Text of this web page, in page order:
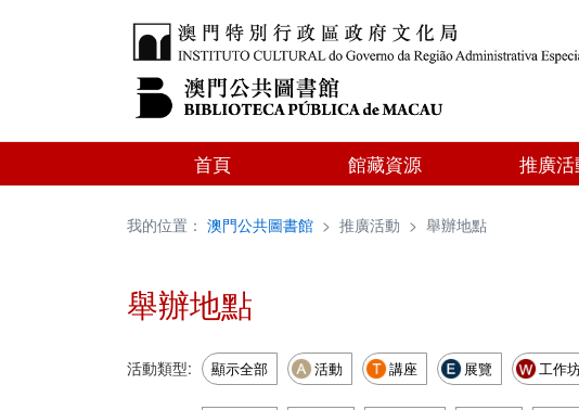
首頁 館藏資源 推廣活
我的位置： 澳門公共圖書館 > 推廣活動 > 舉辦地點
舉辦地點
活動類型: 顯示全部 活動 講座 展覽 工作